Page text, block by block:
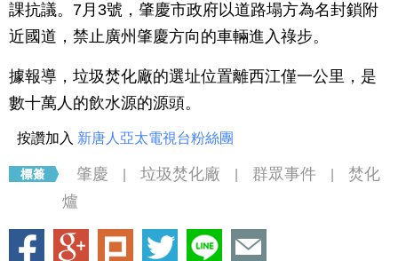
課抗議。7月3號，肇慶市政府以道路塌方為名封鎖附
近國道，禁止廣州肇慶方向的車輛進入祿步。
據報導，垃圾焚化廠的選址位置離西江僅一公里，是
數十萬人的飲水源的源頭。
按讚加入 新唐人亞太電視台粉絲團
肇慶 垃圾焚化廠 群眾事件
焚化
爐